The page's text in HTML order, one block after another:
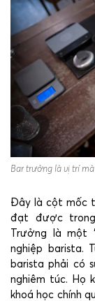
Bar trưởng là vị trí
Đây là cột mốc
đạt được trong
Trưởng là một
nghiệp barista.
barista phải có
nghiêm túc. Họ
khoá học chính